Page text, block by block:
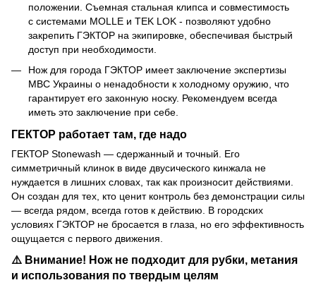
положении. Съемная стальная клипса и совместимость
с системами MOLLE и TEK LOK - позволяют удобно
закрепить ГЭКТОР на экипировке, обеспечивая быстрый
доступ при необходимости.
Нож для города ГЭКТОР имеет заключение экспертизы
МВС Украины о ненадобности к холодному оружию, что
гарантирует его законную носку. Рекомендуем всегда
иметь это заключение при себе.
ГЕКТОР работает там, где надо
ГЕКТОР Stonewash — сдержанный и точный. Его
симметричный клинок в виде двусического кинжала не
нуждается в лишних словах, так как произносит действиями.
Он создан для тех, кто ценит контроль без демонстрации силы
— всегда рядом, всегда готов к действию. В городских
условиях ГЭКТОР не бросается в глаза, но его эффективность
ощущается с первого движения.
⚠️ Внимание! Нож не подходит для рубки, метания
и использования по твердым целям